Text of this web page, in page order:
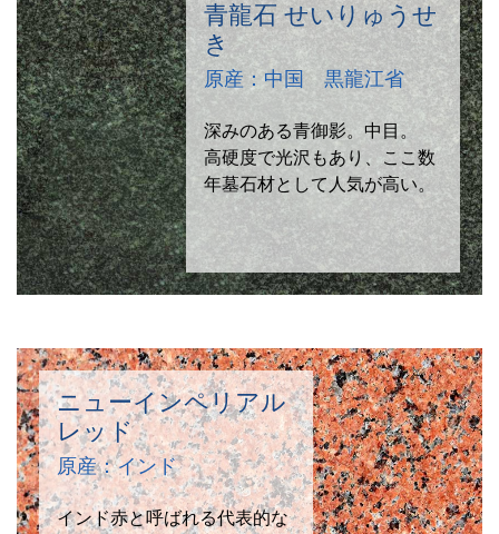
青龍石 せいりゅうせ
き
原産：中国 黒龍江省
深みのある青御影。中目。
高硬度で光沢もあり、ここ数
年墓石材として人気が高い。
ニューインペリアル
レッド
原産：インド
インド赤と呼ばれる代表的な